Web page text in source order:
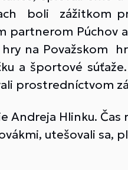
boli zážitkom
partnerom
na Považskom
a športové
prostredníctvom
Andreja Hlinku.
utešovali sa,